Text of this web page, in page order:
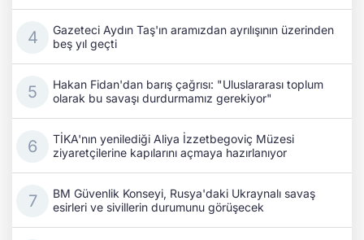
Gazeteci Aydın Taş'ın aramızdan ayrılışının üzerinden
beş yıl geçti
Hakan Fidan'dan barış çağrısı: "Uluslararası toplum
olarak bu savaşı durdurmamız gerekiyor"
TİKA'nın yenilediği Aliya İzzetbegoviç Müzesi
ziyaretçilerine kapılarını açmaya hazırlanıyor
BM Güvenlik Konseyi, Rusya'daki Ukraynalı savaş
esirleri ve sivillerin durumunu görüşecek